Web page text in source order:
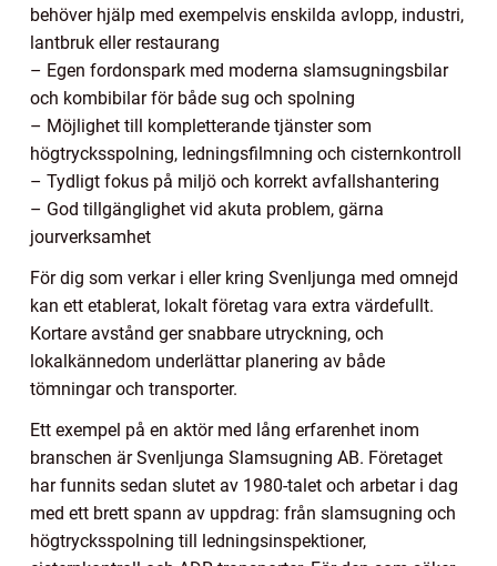
behöver hjälp med exempelvis enskilda avlopp, industri,
lantbruk eller restaurang
– Egen fordonspark med moderna slamsugningsbilar
och kombibilar för både sug och spolning
– Möjlighet till kompletterande tjänster som
högtrycksspolning, ledningsfilmning och cisternkontroll
– Tydligt fokus på miljö och korrekt avfallshantering
– God tillgänglighet vid akuta problem, gärna
jourverksamhet
För dig som verkar i eller kring Svenljunga med omnejd
kan ett etablerat, lokalt företag vara extra värdefullt.
Kortare avstånd ger snabbare utryckning, och
lokalkännedom underlättar planering av både
tömningar och transporter.
Ett exempel på en aktör med lång erfarenhet inom
branschen är Svenljunga Slamsugning AB. Företaget
har funnits sedan slutet av 1980-talet och arbetar i dag
med ett brett spann av uppdrag: från slamsugning och
högtrycksspolning till ledningsinspektioner,